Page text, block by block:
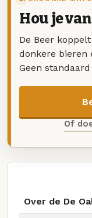
Hou je
De Beer
donkere bieren
Geen
Of
Over de De